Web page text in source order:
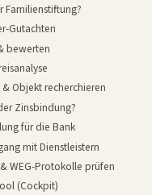
Familienstiftung?
Gutachten
bewerten
Objekt recherchieren
Zinsbindung?
für die Bank
mit Dienstleistern
WEG-Protokolle prüfen
(Cockpit)